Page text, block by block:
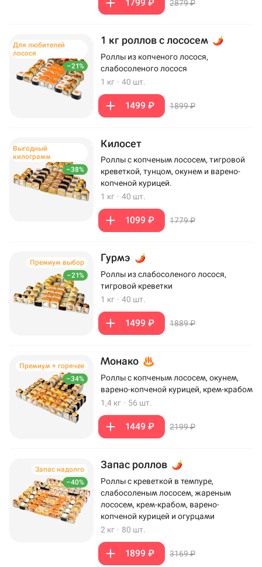
1799 ₽ 2879 ₽
–21%
Для любителей
лосося
1 кг роллов с лососем
Роллы из копченого лосося,
слабосоленого лосося
1 кг · 40 шт.
1499 ₽ 1899 ₽
–38%
Выгодный
килограмм
Килосет
Роллы с копченым лососем, тигровой
креветкой, тунцом, окунем и варено-
копченой курицей.
1 кг · 40 шт.
1099 ₽ 1779 ₽
–21%
Премиум выбор Гурмэ
Роллы из слабосоленого лосося,
тигровой креветки
1 кг · 40 шт.
1499 ₽ 1889 ₽
–34%
Премиум + горячее Монако
Роллы с копченым лососем, окунем,
варено-копченой курицей, крем-крабом
1,4 кг · 56 шт.
1449 ₽ 2199 ₽
–40%
Запас надолго Запас роллов
Роллы с креветкой в темпуре,
слабосоленым лососем, жареным
лососем, крем-крабом, варено-
копченой курицей и огурцами
2 кг · 80 шт.
1899 ₽ 3169 ₽